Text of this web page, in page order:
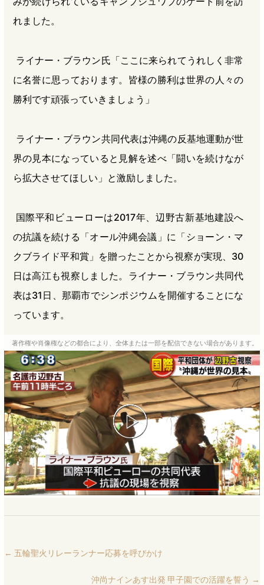
れました。
ライナー・ブラウン氏「ここに来られてうれしく非常
に名誉に思っております。皆様の勝利は世界の人々の
勝利です頑張っていきましょう」
ライナー・ブラウン共同代表は沖縄の反基地運動が世
界の見本になっていると見解を述べ「闘いを続けなが
ら拡大させてほしい」と激励しました。
国際平和ビューローは2017年、辺野古新基地建設へ
の抗議を続ける「オール沖縄会議」に「ショーン・マ
クブライド平和賞」を贈ったことから視察が実現、30
日は高江も視察しました。ライナー・ブラウン共同代
表は31日、那覇市でシンポジウムを開催することにな
っています。
著作権や肖像権などの都合により、全体または一部を配信できない場合があります。
← 五輪聖火リレーランナー応募を呼びかけ
沖尚ナインあす出発 甲子園での活躍を誓う →